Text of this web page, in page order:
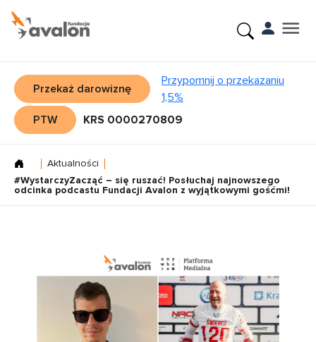
Przekaż darowiznę
Przypomnij o przekazaniu
1,5%
PTW
KRS 0000270809
Aktualności
#WystarczyZacząć – się ruszać! Posłuchaj najnowszego
odcinka podcastu Fundacji Avalon z wyjątkowymi gośćmi!